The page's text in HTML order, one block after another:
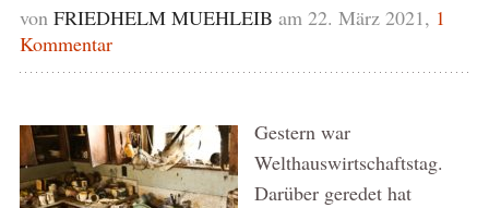
von FRIEDHELM MUEHLEIB am 22. März 2021, 1
Kommentar
Gestern war
Welthauswirtschaftstag.
Darüber geredet hat